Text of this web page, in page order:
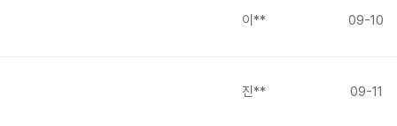
이** 09-10
진** 09-11